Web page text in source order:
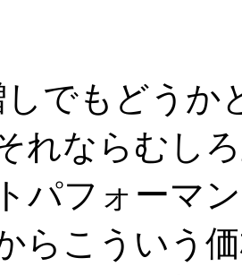
でもどうか
れならむし
パフォーマ
らこういう